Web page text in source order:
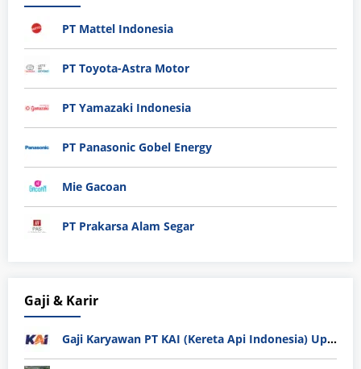
PT Mattel Indonesia
PT Toyota-Astra Motor
PT Yamazaki Indonesia
PT Panasonic Gobel Energy
Mie Gacoan
PT Prakarsa Alam Segar
Gaji & Karir
Gaji Karyawan PT KAI (Kereta Api Indonesia) Update 2025